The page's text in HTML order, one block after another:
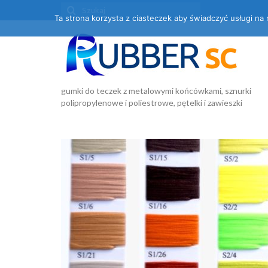
gumki do teczek z metalowymi końcówkami, sznurki
polipropylenowe i poliestrowe, pętelki i zawieszki
Ta strona korzysta z ciasteczek aby świadczyć usługi